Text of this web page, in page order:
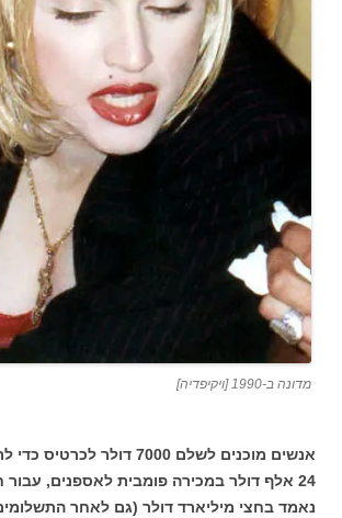
מדונה ב-1990 [ויקיפדיה]
אנשים מוכנים לשלם 7000 דולר
24 אלף דולר במכירה פומבית לאספנים, עבור
נאמד בחצי מיליארד דולר (גם לאחר